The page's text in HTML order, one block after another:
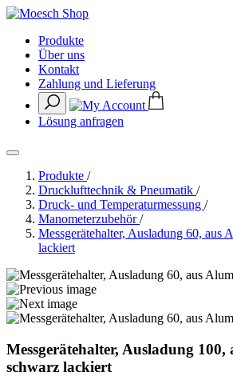
Produkte
Über uns
Kontakt
Zahlung und Lieferung
Lösung anfragen
Produkte /
Drucklufttechnik & Pneumatik /
Druck- und Temperaturmessung /
Manometerzubehör/
Messgerätehalter, Ausladung 60, aus
lackiert
Messgerätehalter, Ausladung
schwarz lackiert